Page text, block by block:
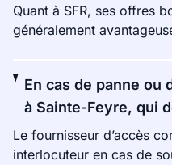
Quant à SFR, ses offres
généralement
En cas de panne ou
à Sainte-Feyre, qui
Le fournisseur d’accès
interlocuteur en cas de